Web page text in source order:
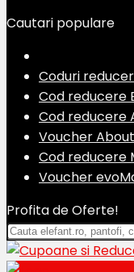
Cautari populare
Coduri
Cod reducere
Cod reducere
Voucher
Cod reducere
Voucher
Profita de Oferte!